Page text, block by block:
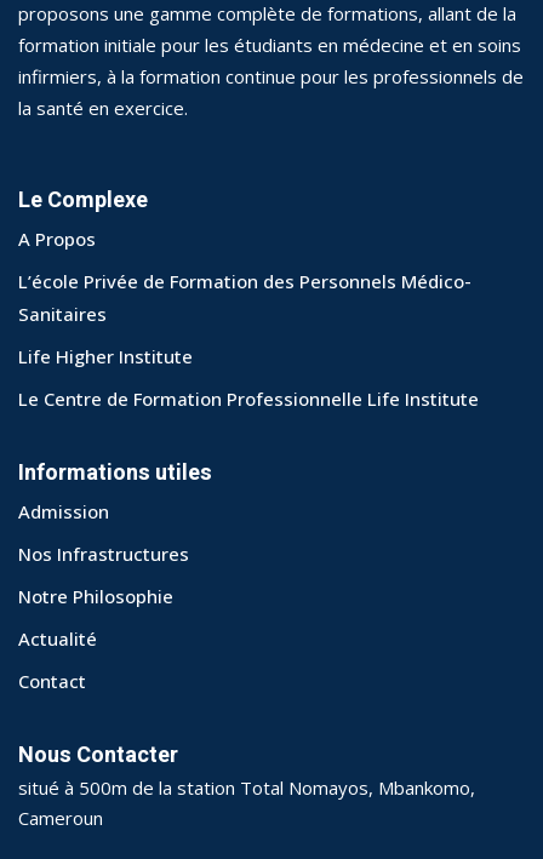
proposons une gamme complète de formations, allant de la
formation initiale pour les étudiants en médecine et en soins
infirmiers, à la formation continue pour les professionnels de
la santé en exercice.
Le Complexe
A Propos
L’école Privée de Formation des Personnels Médico-
Sanitaires
Life Higher Institute
Le Centre de Formation Professionnelle Life Institute
Informations utiles
Admission
Nos Infrastructures
Notre Philosophie
Actualité
Contact
Nous Contacter
situé à 500m de la station Total Nomayos, Mbankomo,
Cameroun